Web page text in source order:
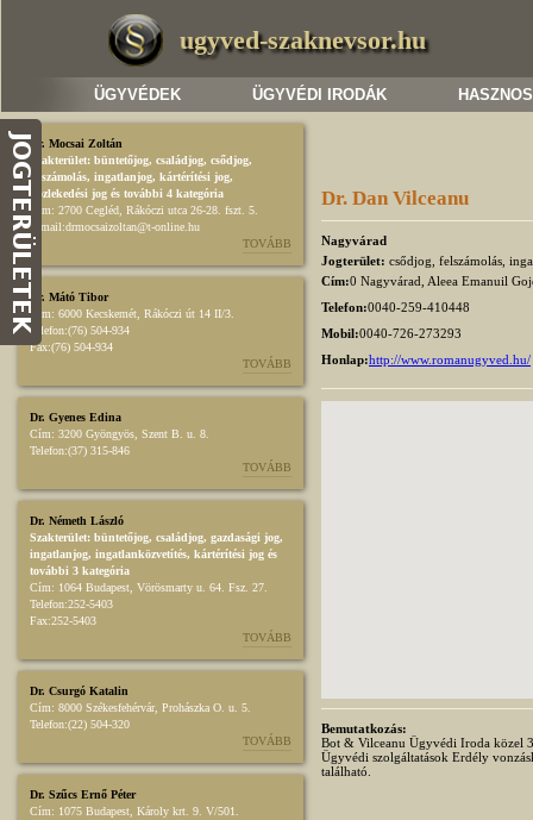
ugyved-szaknevsor.hu
ÜGYVÉDEK ÜGYVÉDI IRODÁK
Dr. Mocsai Zoltán
Szakterület: büntetőjog, családjog, csődjog,
felszámolás, ingatlanjog, kártérítési jog,
közlekedési jog és további 4 kategória
Cím: 2700 Cegléd, Rákóczi utca 26-28. fszt. 5.
E-mail:drmocsaizoltan@t-online.hu
TOVÁBB
Dr. Mátó Tibor
Cím: 6000 Kecskemét, Rákóczi út 14 II/3.
Telefon:(76) 504-934
Fax:(76) 504-934
TOVÁBB
Dr. Gyenes Edina
Cím: 3200 Gyöngyös, Szent B. u. 8.
Telefon:(37) 315-846
TOVÁBB
Dr. Németh László
Szakterület: büntetőjog, családjog, gazdasági jog,
ingatlanjog, ingatlanközvetítés, kártérítési jog és
további 3 kategória
Cím: 1064 Budapest, Vörösmarty u. 64. Fsz. 27.
Telefon:252-5403
Fax:252-5403
TOVÁBB
Dr. Csurgó Katalin
Cím: 8000 Székesfehérvár, Prohászka O. u. 5.
Telefon:(22) 504-320
TOVÁBB
Dr. Szűcs Ernő Péter
Cím: 1075 Budapest, Károly krt. 9. V/501.
Dr. Dan Vilceanu
Nagyvárad
Jogterület: csődjog, felszámolás,
Cím:0 Nagyvárad, Aleea Emanuil
Telefon:0040-259-410448
Mobil:0040-726-273293
Honlap:http://www.romanugyved.hu/
Bemutatkozás:
Bot & Vilceanu Ügyvédi Iroda közel
Ügyvédi szolgáltatások Erdély
található.